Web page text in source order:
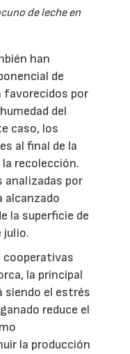
de leche en
han
de
favorecidos por
del
caso, los
al final de la
recolección.
analizadas por
alcanzado
la superficie de
julio.
cooperativas
la principal
siendo el estrés
reduce el
la producción